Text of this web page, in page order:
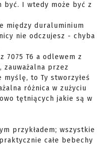
być. I wtedy może być z
między duraluminium
nie odczujesz - chyba
7075 T6 a odlewem z
zauważalna przez
to Ty stworzyłeś
różnica w zużyciu
tętniących jakie są w
przykładem; wszystkie
całe bebechy